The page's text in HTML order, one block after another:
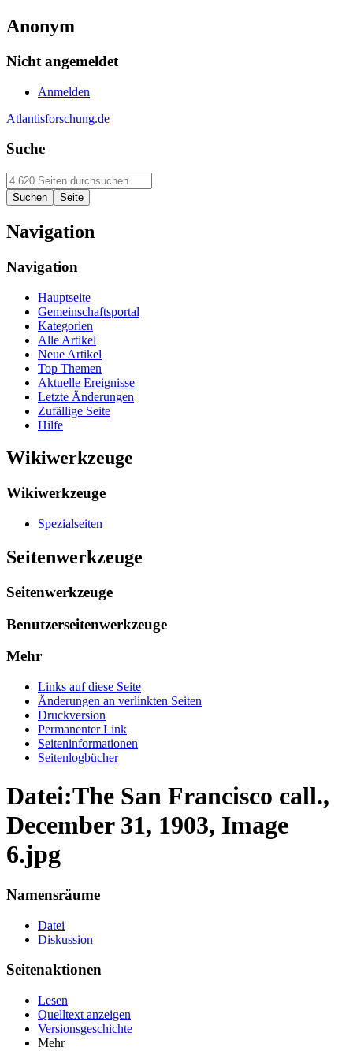
Anonym
Nicht angemeldet
Anmelden
Atlantisforschung.de
Suche
Navigation
Navigation
Hauptseite
Gemeinschaftsportal
Kategorien
Alle Artikel
Neue Artikel
Top Themen
Aktuelle Ereignisse
Letzte Änderungen
Zufällige Seite
Hilfe
Wikiwerkzeuge
Wikiwerkzeuge
Spezialseiten
Seitenwerkzeuge
Seitenwerkzeuge
Benutzerseitenwerkzeuge
Mehr
Links auf diese Seite
Änderungen an verlinkten Seiten
Druckversion
Permanenter Link
Seiten­informationen
Seitenlogbücher
Datei:The San Francisco call.,
December 31, 1903, Image
6.jpg
Namensräume
Datei
Diskussion
Seitenaktionen
Lesen
Quelltext anzeigen
Versionsgeschichte
Mehr